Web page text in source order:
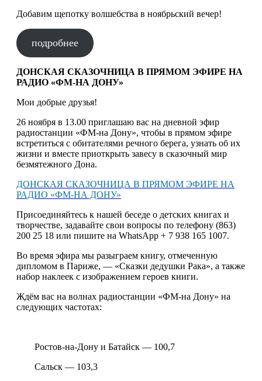
Добавим щепотку волшебства в ноябрьский вечер!
подробнее
ДОНСКАЯ СКАЗОЧНИЦА В ПРЯМОМ ЭФИРЕ НА
РАДИО «ФМ-НА ДОНУ»
Мои добрые друзья!
26 ноября в 13.00 приглашаю вас на дневной эфир
радиостанции «ФМ-на Дону», чтобы в прямом эфире
встретиться с обитателями речного берега, узнать об их
жизни и вместе приоткрыть завесу в сказочный мир
безмятежного Дона.
ДОНСКАЯ СКАЗОЧНИЦА В ПРЯМОМ ЭФИРЕ НА
РАДИО «ФМ-НА ДОНУ»
Присоединяйтесь к нашей беседе о детских книгах и
творчестве, задавайте свои вопросы по телефону (863)
200 25 18 или пишите на WhatsApp + 7 938 165 1007.
Во время эфира мы разыграем книгу, отмеченную
дипломом в Париже, — «Сказки дедушки Рака», а также
набор наклеек с изображением героев книги.
Ждём вас на волнах радиостанции «ФМ-на Дону» на
следующих частотах:
Ростов-на-Дону и Батайск — 100,7
Сальск — 103,3